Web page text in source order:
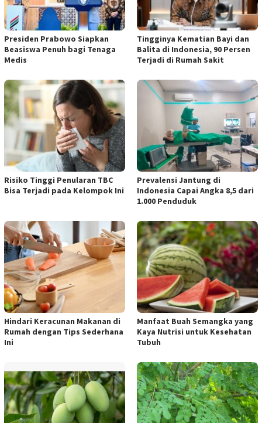
Presiden Prabowo Siapkan
Beasiswa Penuh bagi Tenaga
Medis
Tingginya Kematian Bayi dan
Balita di Indonesia, 90 Persen
Terjadi di Rumah Sakit
Risiko Tinggi Penularan TBC
Bisa Terjadi pada Kelompok Ini
Prevalensi Jantung di
Indonesia Capai Angka 8,5 dari
1.000 Penduduk
Hindari Keracunan Makanan di
Rumah dengan Tips Sederhana
Ini
Manfaat Buah Semangka yang
Kaya Nutrisi untuk Kesehatan
Tubuh